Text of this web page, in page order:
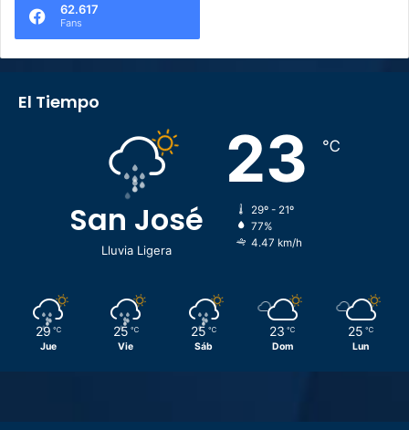
62.617
Fans
El Tiempo
San José
Lluvia Ligera
23 ℃
29º - 21º
77%
4.47 km/h
29 ℃
Jue
25 ℃
Vie
25 ℃
Sáb
23 ℃
Dom
25 ℃
Lun